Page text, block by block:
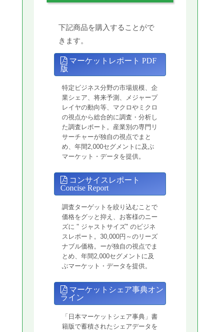
下記商品を購入することがで
きます。
マーケットレポート PDF
版
特定ビジネス分野の市場規模、企
業シェア、将来予測、メジャープ
レイヤの動向等、マクロやミクロ
の視点から総合的に調査・分析し
た調査レポート。産業別の専門リ
サーチャーが独自の視点でまと
め、年間2,000セグメントに及ぶ
マーケット・データを提供。
コンサイスレポート
Concise Report
調査ターゲットを絞り込むことで
価格をグッと抑え、お客様のニー
ズに " ジャストサイズ" のビジネ
スレポート。30,000円～のリーズ
ナブル価格。ーが独自の視点でま
とめ、年間2,000セグメントに及
ぶマーケット・データを提供。
マーケットシェア事典オン
ライン
「日本マーケットシェア事典」書
籍版で蓄積されたシェアデータを